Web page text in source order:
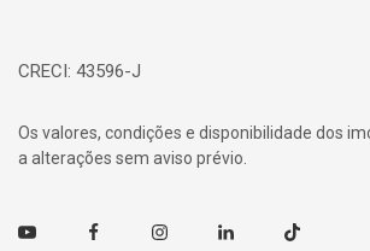
CRECI: 43596-J
Os valores, condições e disponibilidade dos
a alterações sem aviso prévio.
Youtube FacebookInstagramLinkedin TikTok